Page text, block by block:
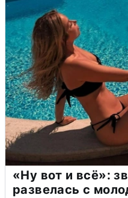
«Ну вот и всё»:
развелась с